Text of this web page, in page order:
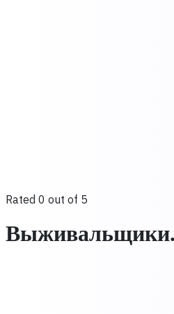
Rated 0 out of 5